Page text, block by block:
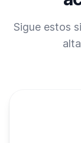
Sigue estos